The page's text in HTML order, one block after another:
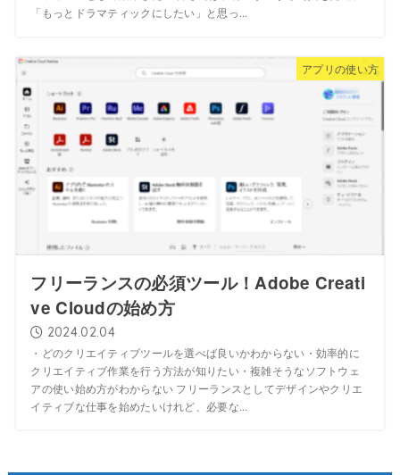
「もっとドラマティックにしたい」と思っ...
アプリの使い方
フリーランスの必須ツール！Adobe Creati
ve Cloudの始め方
2024.02.04
・どのクリエイティブツールを選べば良いかわからない・効率的に
クリエイティブ作業を行う方法が知りたい・複雑そうなソフトウェ
アの使い始め方がわからない フリーランスとしてデザインやクリエ
イティブな仕事を始めたいけれど、必要な...